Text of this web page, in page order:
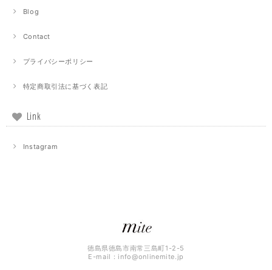
Blog
Contact
プライバシーポリシー
特定商取引法に基づく表記
Link
Instagram
徳島県徳島市南常三島町1-2-5
E-mail： info@onlinemite.jp